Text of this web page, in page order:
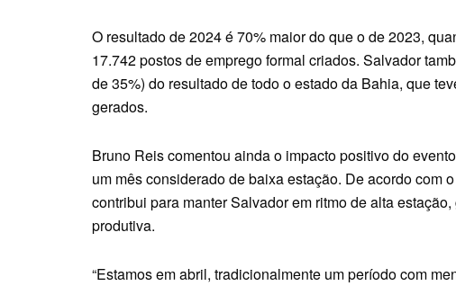
O resultado de 2024 é 70% maior do que o de 2023,
17.742 postos de emprego formal criados. Salvador
de 35%) do resultado de todo o estado da Bahia, que
gerados.
Bruno Reis comentou ainda o impacto positivo do
um mês considerado de baixa estação. De acordo com
contribui para manter Salvador em ritmo de alta
produtiva.
“Estamos em abril, tradicionalmente um período com